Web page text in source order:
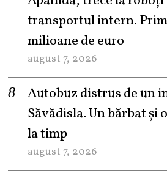
transportul intern.
milioane de euro
august 7, 2026
Autobuz distrus de un
Săvădisla. Un bărbat și
la timp
august 7, 2026